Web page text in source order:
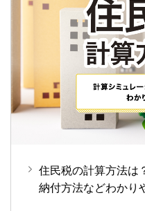
住民税の計算方法は
納付方法などわかり